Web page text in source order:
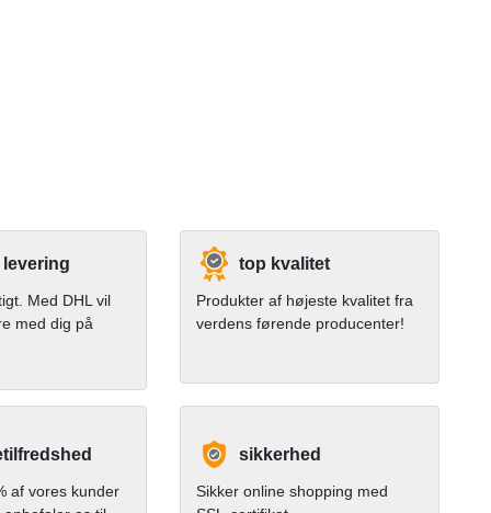
levering
Med DHL vil
med dig på
top kvalitet
Produkter af højeste kvalitet fra
verdens førende producenter!
af vores kunder
sikkerhed
Sikker online shopping med